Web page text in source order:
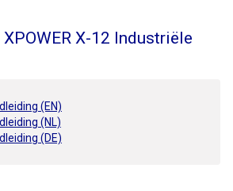
X-12 Industriële
(EN)
(NL)
(DE)